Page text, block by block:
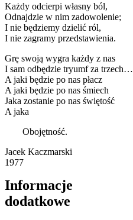
Każdy odcierpi własny ból,
Odnajdzie w nim zadowolenie;
I nie będziemy dzielić ról,
I nie zagramy przedstawienia.
Grę swoją wygra każdy z nas
I sam odbędzie tryumf za trzech…
A jaki będzie po nas płacz
A jaki będzie po nas śmiech
Jaka zostanie po nas świętość
A jaka
Obojętność.
Jacek Kaczmarski
1977
Informacje
dodatkowe